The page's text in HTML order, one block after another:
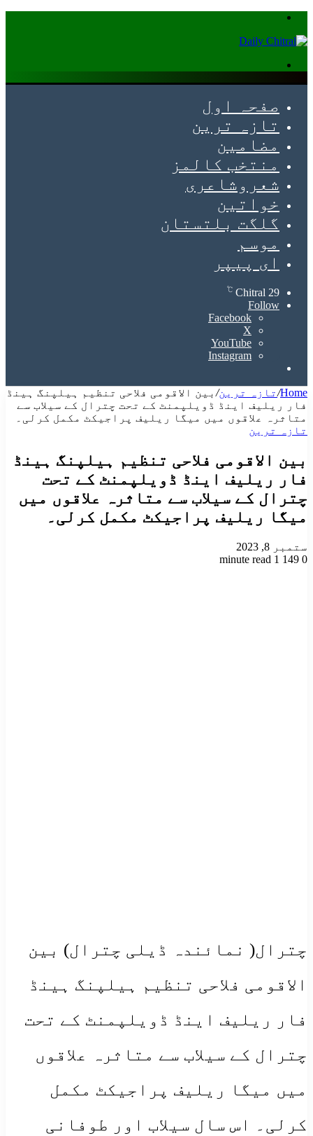
صفحہ اول
تازہ ترین
مضامین
منتخب کالمز
شعروشاعری
خواتین
گلگت بلتستان
موسم
ای پیپر
Chitral 29
℃
Follow
Facebook
X
YouTube
Instagram
Home
/تازہ ترین/ بین الاقومی فلاحی تنظیم ہیلپنگ ہینڈ
فار ریلیف اینڈ ڈویلپمنٹ کے تحت چترال کے سیلاب سے
متاثرہ علاقوں میں میگا ریلیف پراجیکٹ مکمل کرلی۔
تازہ ترین
بین الاقومی فلاحی تنظیم ہیلپنگ ہینڈ
فار ریلیف اینڈ ڈویلپمنٹ کے تحت
چترال کے سیلاب سے متاثرہ علاقوں میں
میگا ریلیف پراجیکٹ مکمل کرلی۔
ستمبر 8, 2023
0
1 minute read
چترال( نمائندہ ڈیلی چترال) بین
الاقومی فلاحی تنظیم ہیلپنگ ہینڈ
فار ریلیف اینڈ ڈویلپمنٹ کے تحت
چترال کے سیلاب سے متاثرہ علاقوں
میں میگا ریلیف پراجیکٹ مکمل
کرلی۔ اس سال سیلاب اور طوفانی